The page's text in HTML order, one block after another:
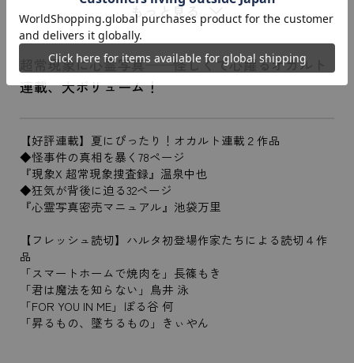
もっと見る
超常現象に心霊写真──怪しくて心躍るオカルト
連載、大ボリューム！
【好評連載】夏にぴったり！オカルト連載２作品
◆怪事件の真相を暴く78ページ
『現象X 超常現象捜査録』温泉中也
◆狂気が背後に迫る32ページ
『心霊写真密売マニュアル』池袋万里
【フレッシュ読切】ハルタ初登場作家たちによる読切４作
品
「スマートホームで焼肉を」長篠もき
「君は魔法を知らない」鳥井 泳
「FOR YOU IN ME」ぽる谷 何
「昇るもの、墜ちるもの」きぃやん